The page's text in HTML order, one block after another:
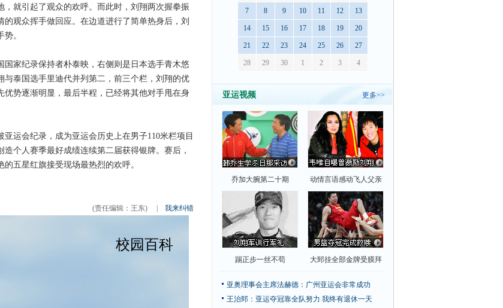
就引起了观众的欢呼。而此时，刘翔两次握拳振
观众挥手做回应。在边道进行了简单热身后，刘
。
家纪录保持者朴泰映，右侧则是日本选手青木悠
泰国选手里迪代并列第二，前三个栏，刘翔的优
势逐渐明显，最后半程，已经将其他对手甩在身
运会纪录，成为亚运会历史上在男子110米栏项目
个人赛季最好成绩连续第二届获得银牌。赛后，
五星红旗接受现场最热烈的欢呼。
(责任编辑：王东) 我来纠错
7 8 9 10 11 12 13
14 15 16 17 18 19 20
21 22 23 24 25 26 27
28 29 30 1 2 3 4
亚运视频 更多>>
乔加大腕第二十期 动情言语感动飞人父亲
踢正步一丝不苟 大郅挂全部金牌受膜拜
亚奥理事会主席法赫德：广州亚运会非常成功
王治郅：亚运夺冠靠全队努力 我终有退休一天